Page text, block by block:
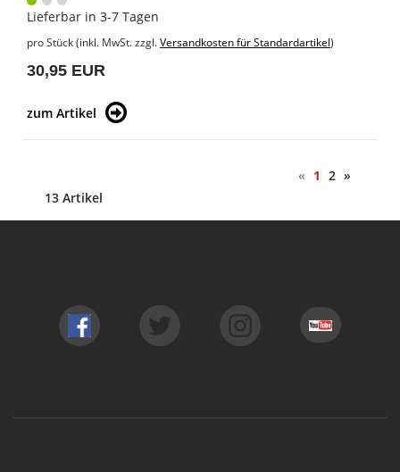
Lieferbar in 3-7 Tagen
pro Stück (inkl. MwSt. zzgl.Versandkosten für Standardartikel)
30,95 EUR
zum Artikel
« 1 2 »
13 Artikel